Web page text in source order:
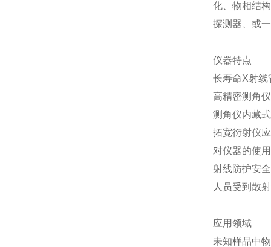
化、物相结
探测器、或
仪器特点
长寿命X射线
高精密测角
测角仪内藏
拓宽衍射仪
对仪器的使用
射线防护安
人员受到散
应用领域
未知样品中